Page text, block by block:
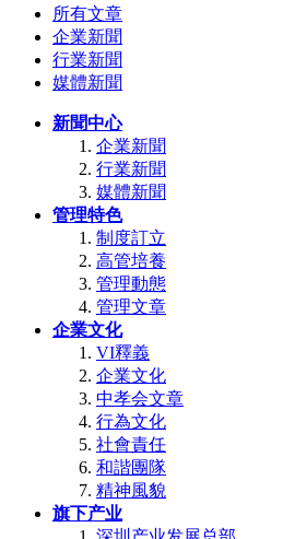
所有文章
企業新聞
行業新聞
媒體新聞
新聞中心
企業新聞
行業新聞
媒體新聞
管理特色
制度訂立
高管培養
管理動態
管理文章
企業文化
VI釋義
企業文化
中孝会文章
行為文化
社會責任
和諧團隊
精神風貌
旗下产业